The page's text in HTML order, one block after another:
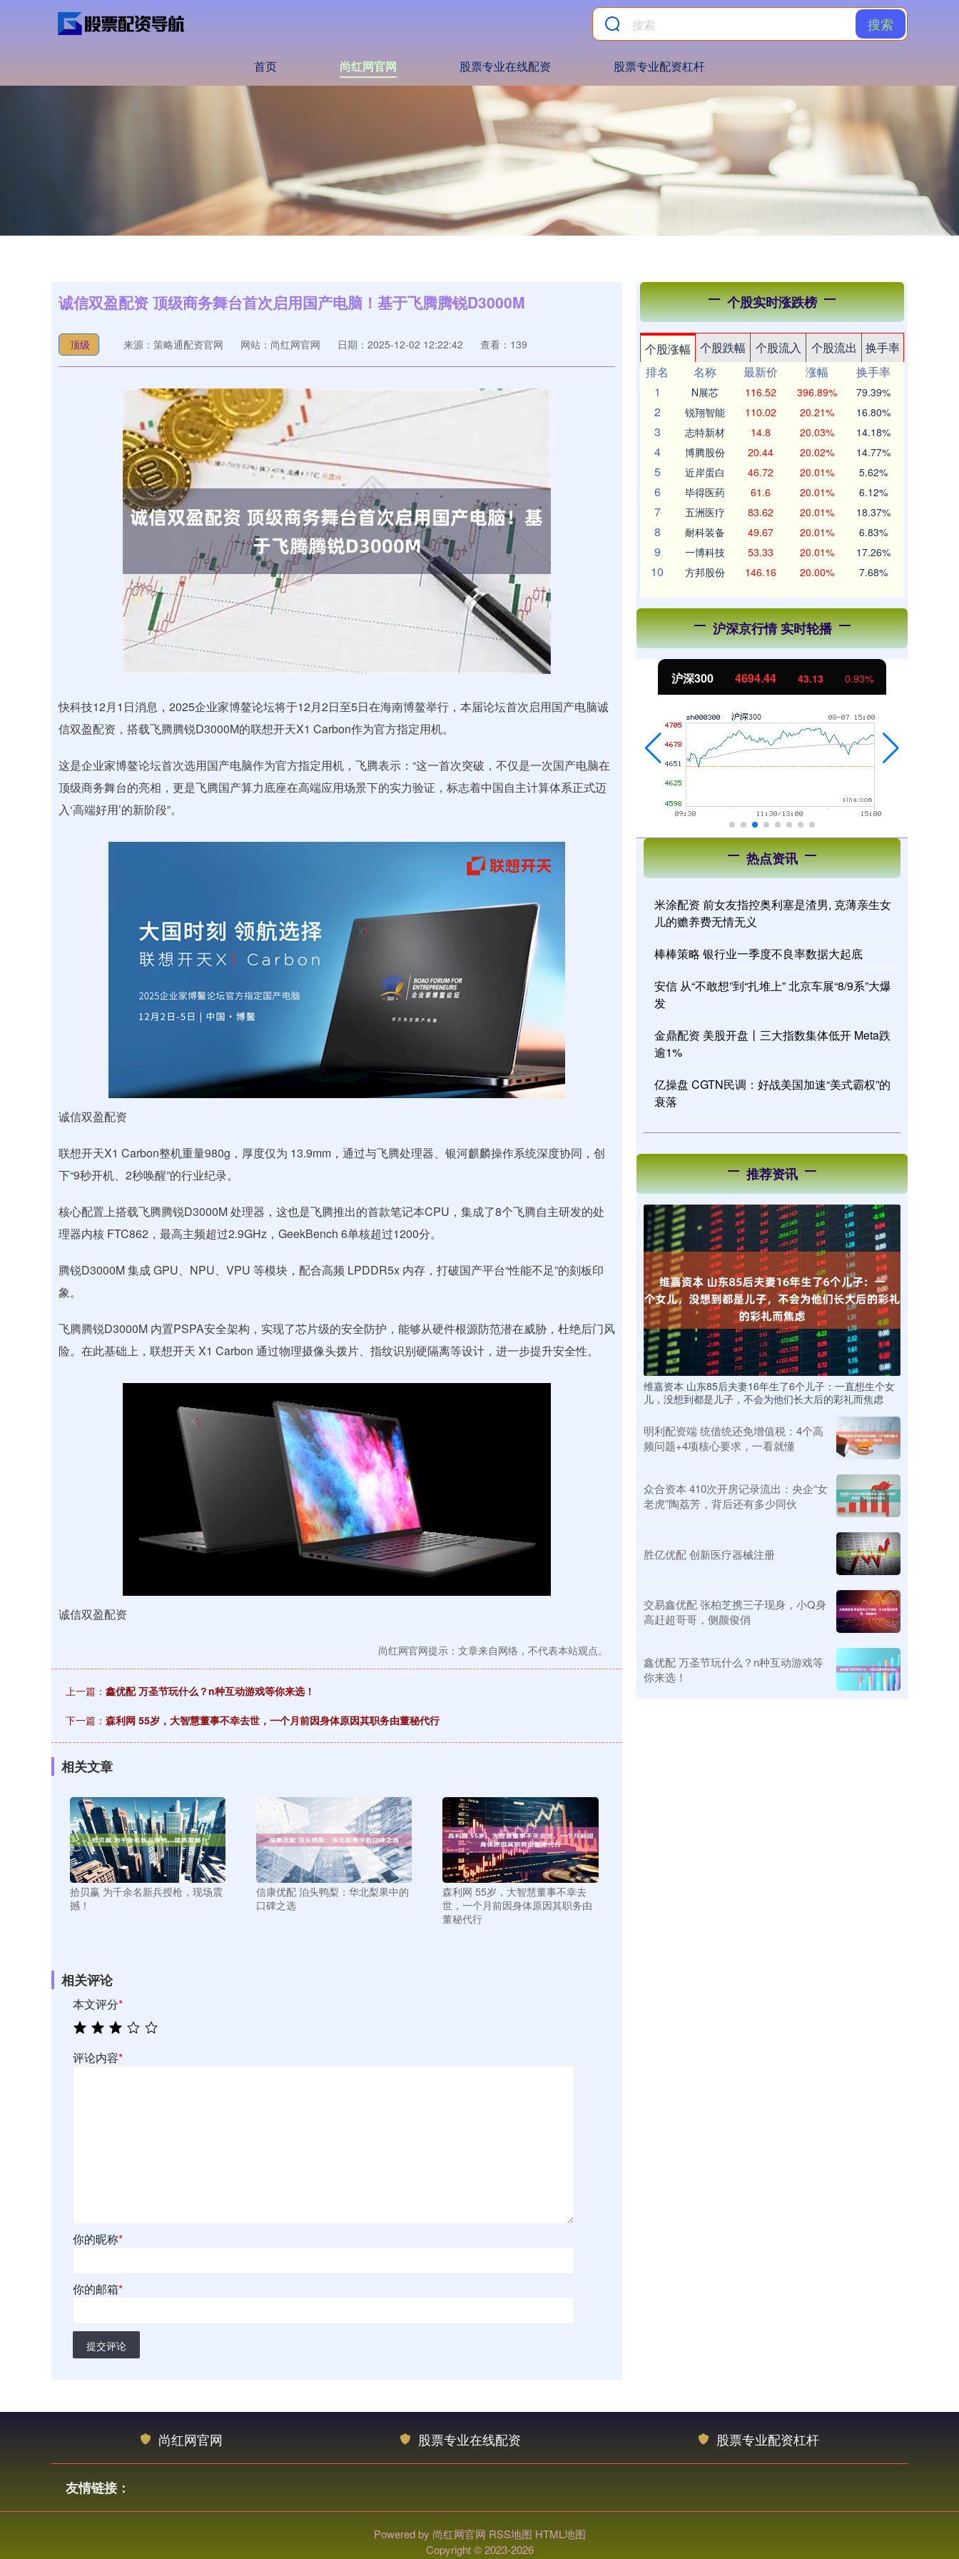
搜索
首页 尚红网官网 股票专业在线配资 股票专业配资杠杆
诚信双盈配资 顶级商务舞台首次启用国产电脑！基于飞腾腾锐D3000M
顶级 来源：策略通配资官网 网站：尚红网官网 日期：2025-12-02 12:22:42 查看：139
快科技12月1日消息，2025企业家博鳌论坛将于12月2日至5日在海南博鳌举行，本届论坛首次启用国产电脑诚
信双盈配资，搭载飞腾腾锐D3000M的联想开天X1 Carbon作为官方指定用机。
这是企业家博鳌论坛首次选用国产电脑作为官方指定用机，飞腾表示：“这一首次突破，不仅是一次国产电脑在
顶级商务舞台的亮相，更是飞腾国产算力底座在高端应用场景下的实力验证，标志着中国自主计算体系正式迈
入‘高端好用’的新阶段”。
诚信双盈配资
联想开天X1 Carbon整机重量980g，厚度仅为 13.9mm，通过与飞腾处理器、银河麒麟操作系统深度协同，创
下“9秒开机、2秒唤醒”的行业纪录。
核心配置上搭载飞腾腾锐D3000M 处理器，这也是飞腾推出的首款笔记本CPU，集成了8个飞腾自主研发的处
理器内核 FTC862，最高主频超过2.9GHz，GeekBench 6单核超过1200分。
腾锐D3000M 集成 GPU、NPU、VPU 等模块，配合高频 LPDDR5x 内存，打破国产平台“性能不足”的刻板印
象。
飞腾腾锐D3000M 内置PSPA安全架构，实现了芯片级的安全防护，能够从硬件根源防范潜在威胁，杜绝后门风
险。在此基础上，联想开天 X1 Carbon 通过物理摄像头拨片、指纹识别硬隔离等设计，进一步提升安全性。
诚信双盈配资
尚红网官网提示：文章来自网络，不代表本站观点。
上一篇： 鑫优配 万圣节玩什么？n种互动游戏等你来选！
下一篇： 森利网 55岁，大智慧董事不幸去世，一个月前因身体原因其职务由董秘代行
相关文章
拾贝赢 为千余名新兵授枪，现场震
撼！
信康优配 泊头鸭梨：华北梨果中的
口碑之选
森利网 55岁，大智慧董事不幸去
世，一个月前因身体原因其职务由
董秘代行
相关评论
本文评分*
评论内容*
你的昵称*
你的邮箱*
提交评论
个股实时涨跌榜
个股涨幅 个股跌幅 个股流入 个股流出
换手率
排名
名称 最新价 涨幅
换手率
1
N展芯 116.52 396.89% 79.39%
2 锐翔智能 110.02 20.21% 16.80%
3 志特新材 14.8 20.03% 14.18%
4 博腾股份 20.44 20.02% 14.77%
5 近岸蛋白 46.72 20.01% 5.62%
6 毕得医药 61.6 20.01% 6.12%
7 五洲医疗 83.62 20.01% 18.37%
8 耐科装备 49.67 20.01% 6.83%
9 一博科技 53.33 20.01% 17.26%
10 方邦股份 146.16 20.00% 7.68%
沪深京行情 实时轮播
43.13 北证50 1134.24 11.37 1.01%
热点资讯
米涂配资 前女友指控奥利塞是渣男, 克薄亲生女
儿的赡养费无情无义
棒棒策略 银行业一季度不良率数据大起底
安信 从“不敢想”到“扎堆上” 北京车展“8/9系”大爆
发
金鼎配资 美股开盘丨三大指数集体低开 Meta跌
逾1%
亿操盘 CGTN民调：好战美国加速“美式霸权”的
衰落
推荐资讯
维嘉资本 山东85后夫妻16年生了6个儿子：一直想生个女
儿，没想到都是儿子，不会为他们长大后的彩礼而焦虑
明利配资端 统借统还免增值税：4个高
频问题+4项核心要求，一看就懂
众合资本 410次开房记录流出：央企“女
老虎”陶荔芳，背后还有多少同伙
胜亿优配 创新医疗器械注册
交易鑫优配 张柏芝携三子现身，小Q身
高赶超哥哥，侧颜俊俏
鑫优配 万圣节玩什么？n种互动游戏等
你来选！
尚红网官网 股票专业在线配资 股票专业配资杠杆
友情链接：
Powered by 尚红网官网 RSS地图 HTML地图
Copyright© 2023-2026